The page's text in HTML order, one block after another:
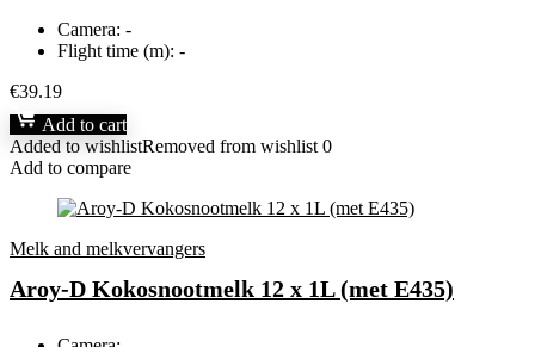
Camera: -
Flight time (m): -
€39.19
Add to cart
Added to wishlistRemoved from wishlist 0
Add to compare
Melk and melkvervangers
Aroy-D Kokosnootmelk 12 x 1L (met E435)